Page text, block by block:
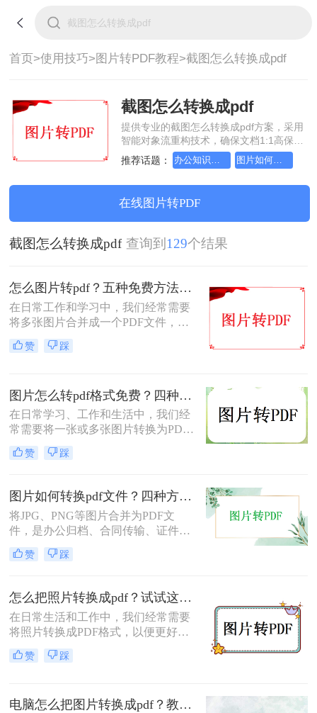
首页>使用技巧>图片转PDF教程>截图怎么转换成pdf
截图怎么转换成pdf
提供专业的截图怎么转换成pdf方案，采用
智能对象流重构技术，确保文档1:1高保真
还原且排版不乱码。支持一键批量处理，
全链路 SSL 加密保障隐私安全。助您快速
办公。
推荐话题： 办公知识科普指南，图片转pdf的操作方法 图片如何转成pdf文档？详细方法教学
在线图片转PDF
截图怎么转换成pdf 查询到 129个结果
怎么图片转pdf？五种免费方法对比与实操指南（附详细表格）！
在日常工作和学习中，我们经常需要
将多张图片合并成一个PDF文件，以
便于分享、存档或打印。无论是制作
电子相册、整理工作截图、提交证件
出最适合自己的转换方式，下表汇总
了五种主流方法的核心差异：
赞 踩
图片怎么转pdf格式免费？四种方法对比与实操指南（附详细表格）!
在日常学习、工作和生活中，我们经
常需要将一张或多张图片转换为PDF
格式，以便于分享、存档或打印。无
论是整理电子相册、提交证件照，还
都十分常见。为了帮你快速选出最适
合自己的转换方式，下表汇总了四种
主流免费方法的核心差异：
赞 踩
图片如何转换pdf文件？四种方法实测对比，附各场景最优选！
将JPG、PNG等图片合并为PDF文
件，是办公归档、合同传输、证件提
交中经常遇到的需求。但不同方法在
转换质量、操作效率、数据安全方面
模糊、页面错位，甚至隐私泄露。本
文基于实际测试，对比四种主流图片
转PDF方案，按场景给出明确建议，
帮你少走弯路。
赞 踩
怎么把照片转换成pdf？试试这三个转换方法！
在日常生活和工作中，我们经常需要
将照片转换成PDF格式，以便更好地
进行分享、存储或打印。那么怎么把
照片转换成pdf呢？本文将介绍三种将
赞 踩
电脑怎么把图片转换成pdf？教你4种简单的方法！